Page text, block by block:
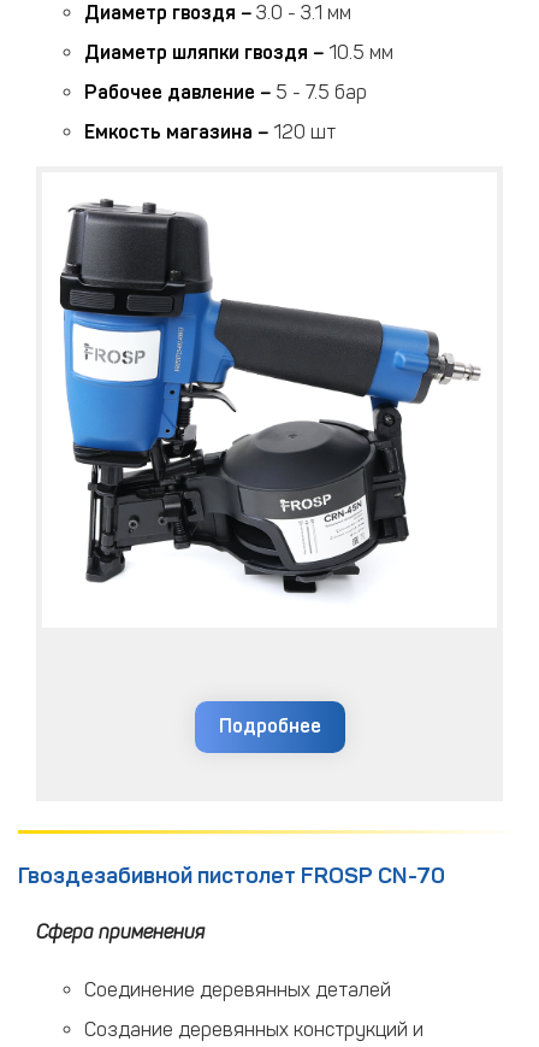
Диаметр гвоздя – 3.0 - 3.1 мм
Диаметр шляпки гвоздя – 10.5 мм
Рабочее давление – 5 - 7.5 бар
Емкость магазина – 120 шт
Подробнее
Гвоздезабивной пистолет FROSP CN-70
Сфера применения
Соединение деревянных деталей
Создание деревянных конструкций и